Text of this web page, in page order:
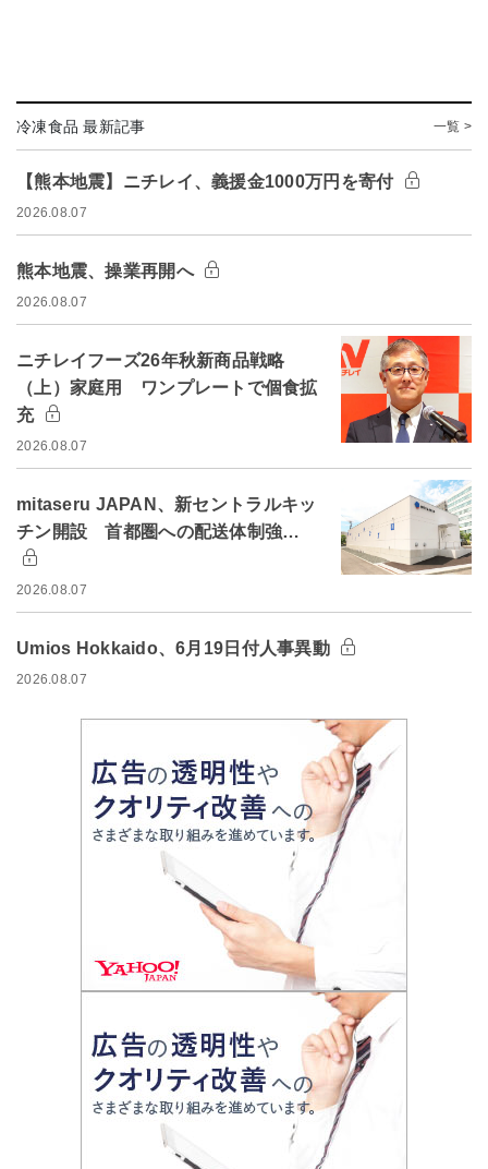
冷凍食品 最新記事 一覧 >
【熊本地震】ニチレイ、義援金1000万円を寄付
2026.08.07
熊本地震、操業再開へ
2026.08.07
ニチレイフーズ26年秋新商品戦略
（上）家庭用 ワンプレートで個食拡
充
2026.08.07
mitaseru JAPAN、新セントラルキッ
チン開設 首都圏への配送体制強…
2026.08.07
Umios Hokkaido、6月19日付人事異動
2026.08.07